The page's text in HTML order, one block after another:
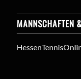
MANNSCHAFTEN